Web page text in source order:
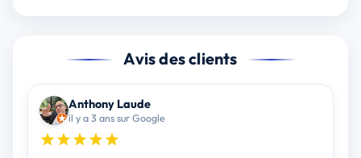
Avis des clients
Anthony Laude
il y a 3 ans sur Google